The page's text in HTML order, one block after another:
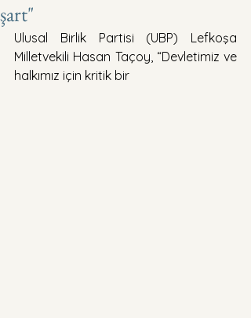
şart"
Ulusal Birlik Partisi (UBP) Lefkoşa
Milletvekili Hasan Taçoy, “Devletimiz ve
halkımız için kritik bir